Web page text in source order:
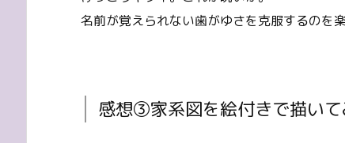
名前が覚えられない歯がゆさを克服するのを
感想③家系図を絵付きで描いて